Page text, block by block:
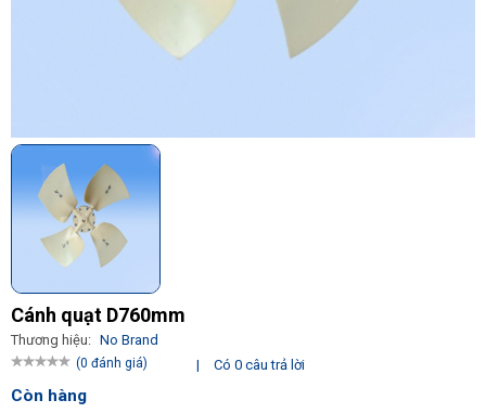
Cánh quạt D760mm
Thương hiệu: No Brand
(0 đánh giá) | Có 0 câu trả lời
Còn hàng